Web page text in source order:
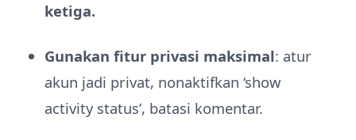
ketiga.
Gunakan fitur privasi maksimal: atur
akun jadi privat, nonaktifkan ‘show
activity status’, batasi komentar.